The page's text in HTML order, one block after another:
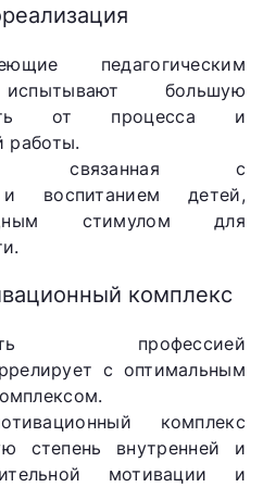
педагогическим
большую
от процесса и
работы.
связанная с
и воспитанием детей,
стимулом для
комплекс
профессией
с оптимальным
комплекс
степень внутренней и
мотивации и